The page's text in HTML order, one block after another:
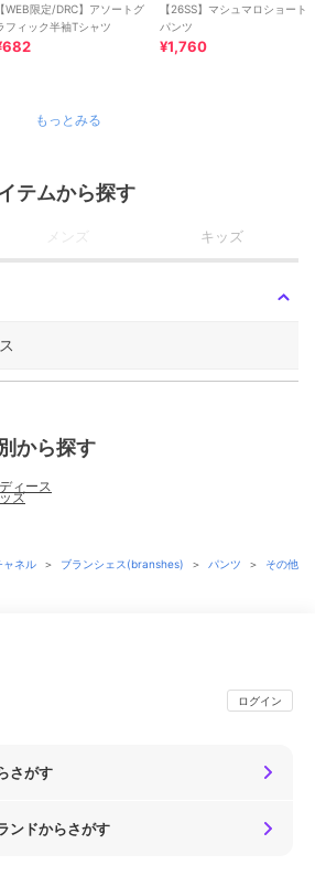
【WEB限定/DRC】アソートグ
フィック半袖Tシャツ
【26SS】マシュマロショート
パンツ
¥1,760
もっとみる
テムから探す
メンズ キッズ
から探す
ィース
ズ
ャネル ＞ ブランシェス(branshes) ＞ パンツ ＞
その他
ログイン
さがす
ンドからさがす